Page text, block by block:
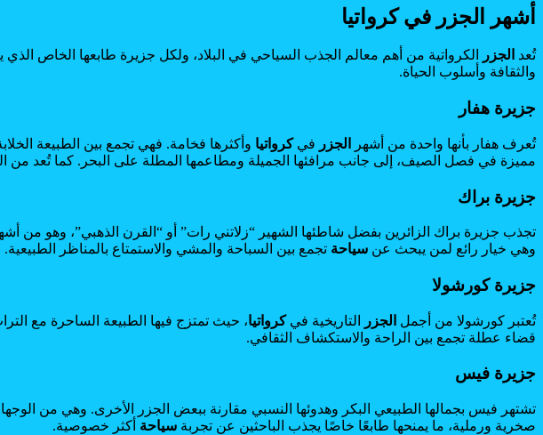
أشهر الجزر في كرواتيا
تُعد الجزر
الكرواتية من أهم معالم الجذب السياحي في البلاد، ولكل جزيرة طابعها الخاص
والثقافة وأسلوب الحياة.
جزيرة هفار
تُعرف هفار بأنها واحدة من أشهر الجزر فيكرواتيا وأكثرها فخامة. فهي تجمع بين الطبيعة
مميزة في فصل الصيف، إلى جانب مرافئها الجميلة ومطاعمها المطلة على البحر. كما تُعد من
جزيرة براك
تجذب جزيرة براك الزائرين بفضل شاطئها الشهير “زلاتني رات” أو “القرن الذهبي”، وهو من
وهي خيار رائع لمن يبحث عن سياحة تجمع بين السباحة والمشي والاستمتاع بالمناظر الطبيعية.
جزيرة كورشولا
تُعتبر كورشولا من أجمل الجزر التاريخية فيكرواتيا، حيث تمتزج فيها الطبيعة الساحرة مع
قضاء عطلة تجمع بين الراحة والاستكشاف الثقافي.
جزيرة فيس
تشتهر فيس بجمالها الطبيعي البكر وهدوئها النسبي مقارنة ببعض الجزر الأخرى. وهي من
صخرية ورملية، ما يمنحها طابعًا خاصًا يجذب الباحثين عن تجربة سياحة أكثر خصوصية.